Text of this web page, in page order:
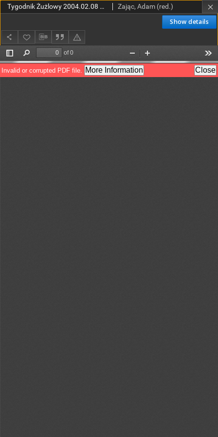
Show details
Tygodnik Żużlowy 2004.02.08 R.14 Nr6 (690) Zając, Adam (red.)